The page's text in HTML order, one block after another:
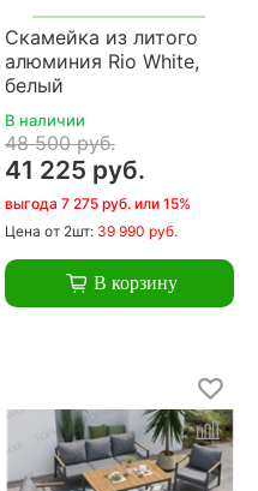
Скамейка из литого
алюминия Rio White,
белый
В наличии
48 500 руб.
41 225 руб.
выгода 7 275 руб. или 15%
Цена от 2шт: 39 990 руб.
В корзину